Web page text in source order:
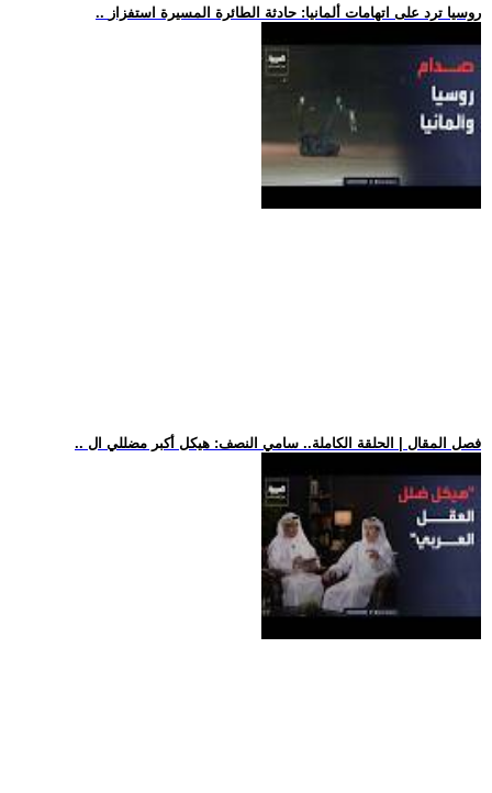
.. روسيا ترد على اتهامات ألمانيا: حادثة الطائرة المسيرة استفزاز
.. فصل المقال | الحلقة الكاملة.. سامي النصف: هيكل أكبر مضللي ال